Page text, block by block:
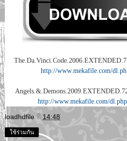
http://www.mekafile.com/
http://www.mekafile.com/
loadhdfile ที่ 14:48
ใช้ร่วมกัน